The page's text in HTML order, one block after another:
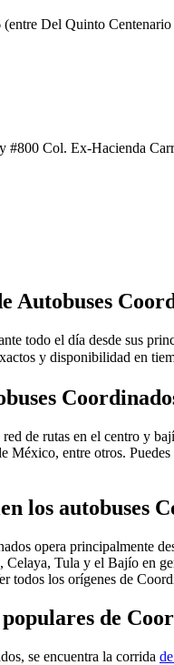
Del Quinto
Col. Ex-Hacienda
Autobuses
todo el día desde sus
y disponibilidad en
de rutas en el centro y
México, entre otros.
los autobuses
opera principalmente
Celaya, Tula y el Bajío en
todos los orígenes de
de
se encuentra la corrida